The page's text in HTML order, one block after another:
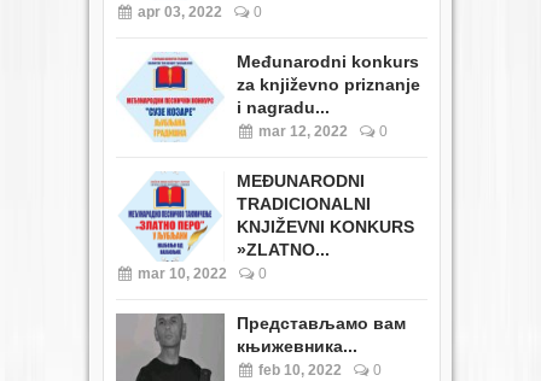
apr 03, 2022 0
Međunarodni konkurs
za književno priznanje
i nagradu...
mar 12, 2022 0
MEĐUNARODNI
TRADICIONALNI
KNJIŽEVNI KONKURS
»ZLATNO...
mar 10, 2022 0
Представљамо вам
књижевника...
feb 10, 2022 0